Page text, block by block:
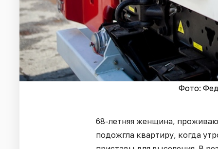
Фото:
68-летняя женщина,
подожгла квартиру, когда